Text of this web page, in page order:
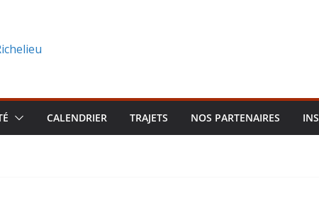
CALENDRIER TRAJETS NOS PARTENAIRES